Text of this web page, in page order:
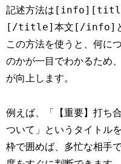
記述方法は [info][title]
[/title]本文[/info]
この方法を使うと、何に
のかが一目でわかるため
が向上します。
例えば、「【重要】打ち
ついて」というタイトル
枠で囲めば、多忙な相手